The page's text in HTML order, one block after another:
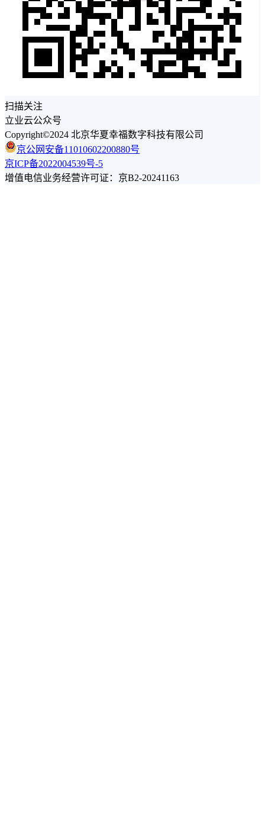
扫描关注
立业云公众号
Copyright©2024 北京华夏幸福数字科技有限公司
京公网安备11010602200880号
京ICP备2022004539号-5
增值电信业务经营许可证：京B2-20241163